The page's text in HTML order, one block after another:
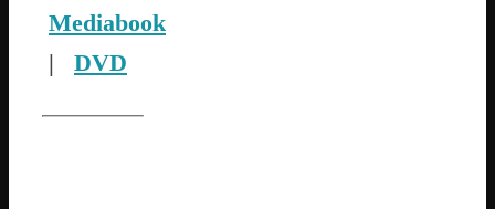
Mediabook
| DVD